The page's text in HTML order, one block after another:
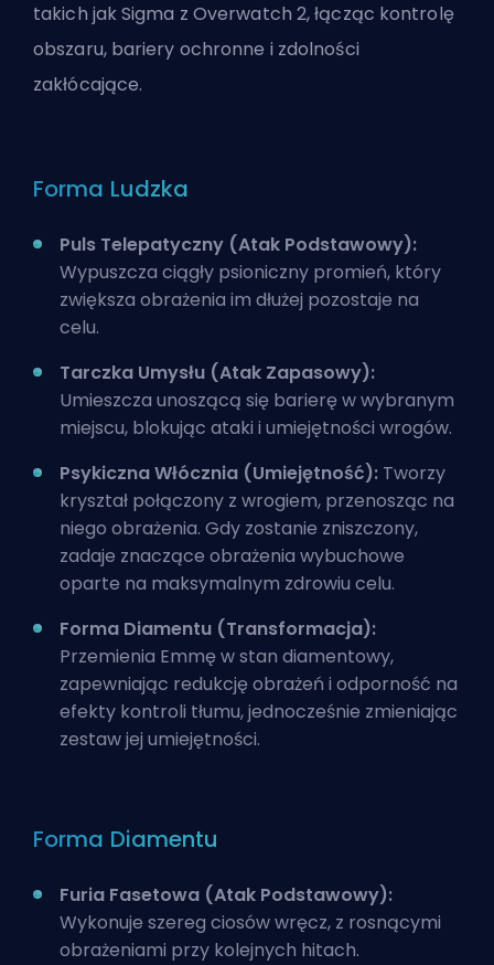
takich jak Sigma z Overwatch 2, łącząc kontrolę
obszaru, bariery ochronne i zdolności
zakłócające.
Forma Ludzka
Puls Telepatyczny (Atak Podstawowy):
Wypuszcza ciągły psioniczny promień, który
zwiększa obrażenia im dłużej pozostaje na
celu.
Tarczka Umysłu (Atak Zapasowy):
Umieszcza unoszącą się barierę w wybranym
miejscu, blokując ataki i umiejętności wrogów.
Psykiczna Włócznia (Umiejętność): Tworzy
kryształ połączony z wrogiem, przenosząc na
niego obrażenia. Gdy zostanie zniszczony,
zadaje znaczące obrażenia wybuchowe
oparte na maksymalnym zdrowiu celu.
Forma Diamentu (Transformacja):
Przemienia Emmę w stan diamentowy,
zapewniając redukcję obrażeń i odporność na
efekty kontroli tłumu, jednocześnie zmieniając
zestaw jej umiejętności.
Forma Diamentu
Furia Fasetowa (Atak Podstawowy):
Wykonuje szereg ciosów wręcz, z rosnącymi
obrażeniami przy kolejnych hitach.